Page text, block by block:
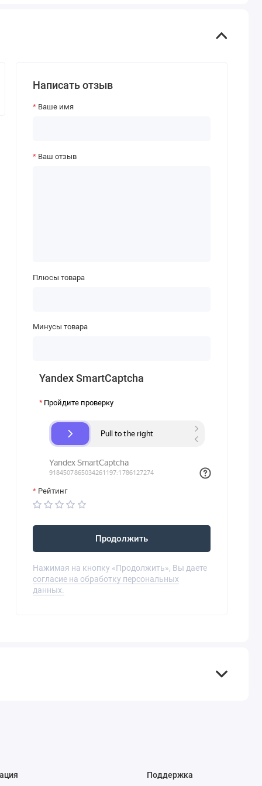
Написать отзыв
Ваше имя
Ваш отзыв
Плюсы товара
Минусы товара
Yandex SmartCaptcha
Пройдите проверку
Рейтинг
Продолжить
Нажимая на кнопку «Продолжить», Вы даете
согласие на обработку персональных
данных.
Поддержка